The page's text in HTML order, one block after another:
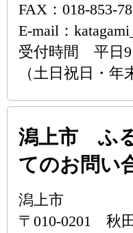
FAX：018-853-
E-mail：
受付時間 平日
（土日祝日・年
潟上市 ふ
てのお問い
潟上市
〒010-0201 秋